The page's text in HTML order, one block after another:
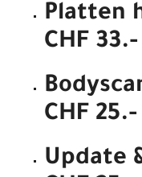
Platten
CHF 33.-
CHF 25.-
Update